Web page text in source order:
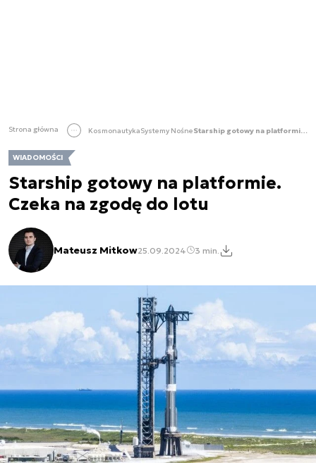
Strona główna KosmonautykaSystemy Nośne Starship gotowy na platformie. Czeka na zgodę do lotu
WIADOMOŚCI
Starship gotowy na platformie.
Czeka na zgodę do lotu
Mateusz Mitkow25.09.2024 3 min.